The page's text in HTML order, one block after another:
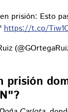
prisión: Esto
https://t.co/
prisión